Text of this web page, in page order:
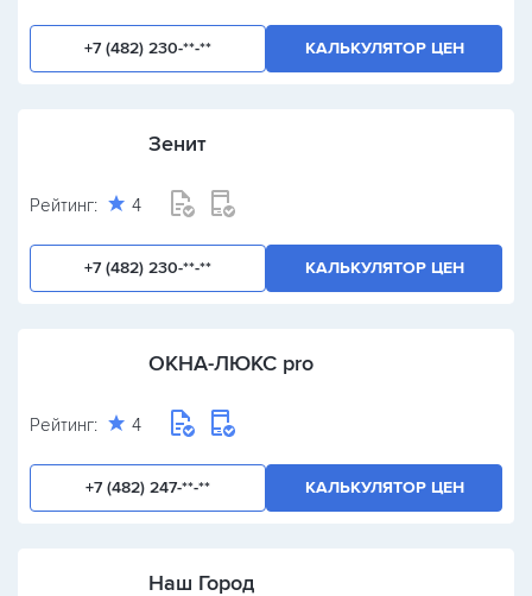
+7 (482) 230-**-** КАЛЬКУЛЯТОР ЦЕН
Зенит
Рейтинг: 4
+7 (482) 230-**-** КАЛЬКУЛЯТОР ЦЕН
ОКНА-ЛЮКС pro
Рейтинг: 4
+7 (482) 247-**-** КАЛЬКУЛЯТОР ЦЕН
Наш Город